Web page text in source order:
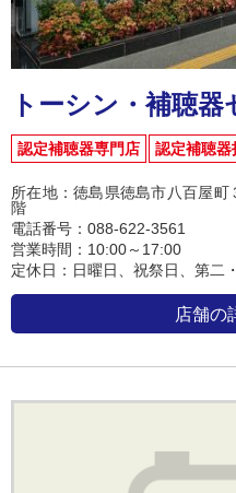
トーシン・補聴
認定補聴器専門店 認定補聴器
所在地：徳島県徳島市八百屋
階
電話番号：088-622-3561
営業時間：10:00～17:00
定休日：日曜日、祝祭日、第二
店舗の